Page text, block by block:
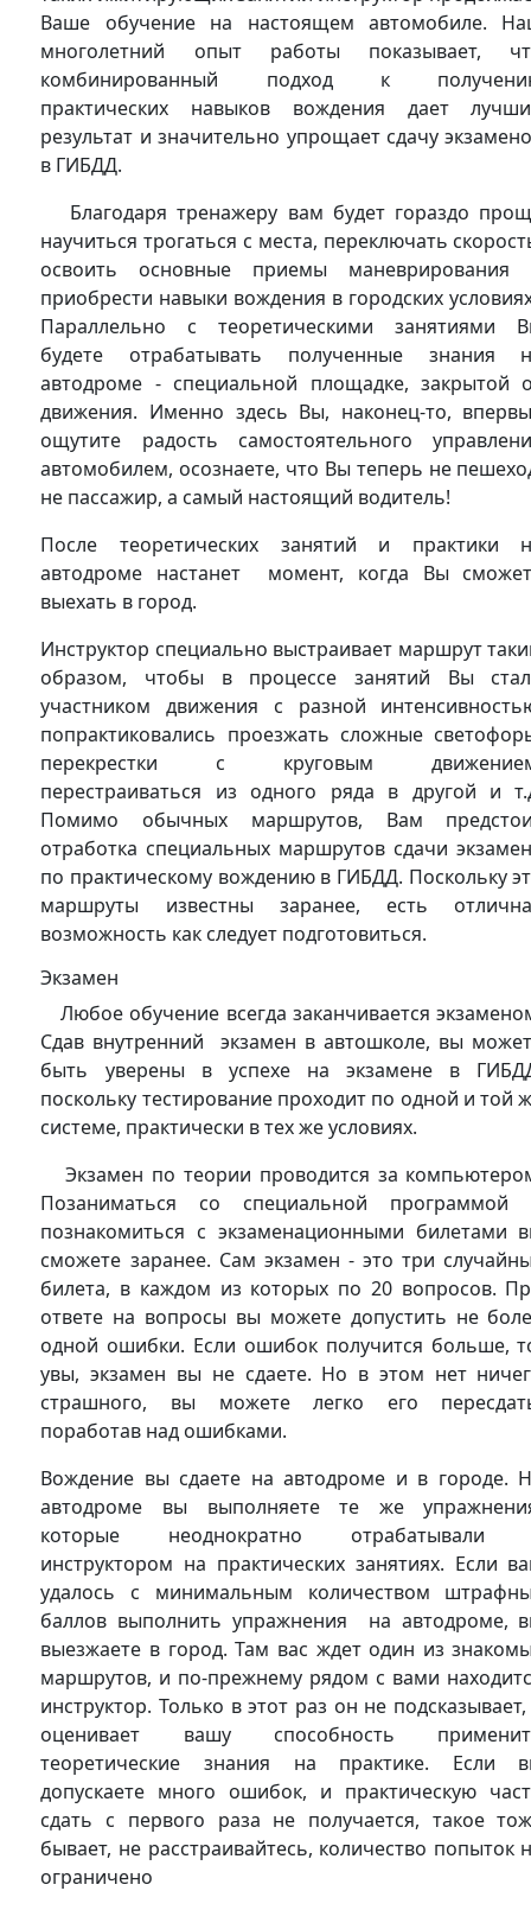
Ваше обучение на настоящем автомобиле.
многолетний опыт работы показывает,
комбинированный подход к
практических навыков вождения дает
результат и значительно упрощает сдачу
в ГИБДД.
Благодаря тренажеру вам будет гораздо
научиться трогаться с места, переключать
освоить основные приемы маневрирования
приобрести навыки вождения в городских
Параллельно с теоретическими занятиями
будете отрабатывать полученные знания
автодроме - специальной площадке, закрытой
движения. Именно здесь Вы, наконец-то,
ощутите радость самостоятельного
автомобилем, осознаете, что Вы теперь не
не пассажир, а самый настоящий водитель!
После теоретических занятий и практики
автодроме настанет момент, когда Вы
выехать в город.
Инструктор специально выстраивает маршрут
образом, чтобы в процессе занятий Вы
участником движения с разной
попрактиковались проезжать сложные
перекрестки с круговым
перестраиваться из одного ряда в другой и
Помимо обычных маршрутов, Вам
отработка специальных маршрутов сдачи
по практическому вождению в ГИБДД. Поскольку
маршруты известны заранее, есть
возможность как следует подготовиться.
Экзамен
Любое обучение всегда заканчивается
Сдав внутренний экзамен в автошколе, вы
быть уверены в успехе на экзамене в
поскольку тестирование проходит по одной и той
системе, практически в тех же условиях.
Экзамен по теории проводится за
Позаниматься со специальной программой
познакомиться с экзаменационными билетами
сможете заранее. Сам экзамен - это три
билета, в каждом из которых по 20 вопросов.
ответе на вопросы вы можете допустить не
одной ошибки. Если ошибок получится больше,
увы, экзамен вы не сдаете. Но в этом нет
страшного, вы можете легко его
поработав над ошибками.
Вождение вы сдаете на автодроме и в городе.
автодроме вы выполняете те же
которые неоднократно отрабатывали
инструктором на практических занятиях. Если
удалось с минимальным количеством
баллов выполнить упражнения на автодроме,
выезжаете в город. Там вас ждет один из
маршрутов, и по-прежнему рядом с вами
инструктор. Только в этот раз он не
оценивает вашу способность
теоретические знания на практике. Если
допускаете много ошибок, и практическую
сдать с первого раза не получается, такое
бывает, не расстраивайтесь, количество попыток
ограничено